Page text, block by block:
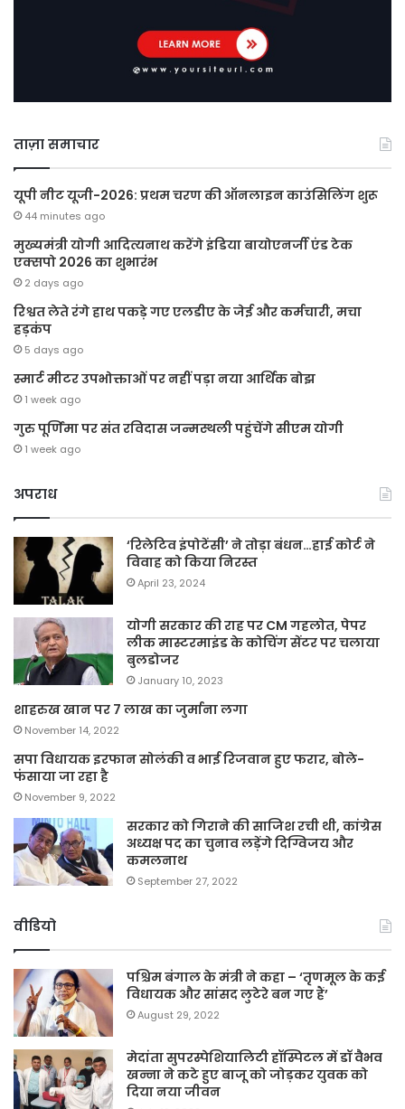
ताज़ा समाचार
यूपी नीट यूजी-2026: प्रथम चरण की ऑनलाइन काउंसिलिंग शुरू
44 minutes ago
मुख्यमंत्री योगी आदित्यनाथ करेंगे इंडिया बायोएनर्जी एंड टेक
एक्सपो 2026 का शुभारंभ
2 days ago
रिश्वत लेते रंगे हाथ पकड़े गए एलडीए के जेई और कर्मचारी, मचा
हड़कंप
5 days ago
स्मार्ट मीटर उपभोक्ताओं पर नहीं पड़ा नया आर्थिक बोझ
1 week ago
गुरु पूर्णिमा पर संत रविदास जन्मस्थली पहुंचेंगे सीएम योगी
1 week ago
अपराध
‘रिलेटिव इंपोटेंसी’ ने तोड़ा बंधन…हाई कोर्ट ने
विवाह को किया निरस्त
April 23, 2024
योगी सरकार की राह पर CM गहलोत, पेपर
लीक मास्टरमाइंड के कोचिंग सेंटर पर चलाया
बुलडोजर
January 10, 2023
शाहरुख खान पर 7 लाख का जुर्माना लगा
November 14, 2022
सपा विधायक इरफान सोलंकी व भाई रिजवान हुए फरार, बोले-
फंसाया जा रहा है
November 9, 2022
सरकार को गिराने की साजिश रची थी, कांग्रेस
अध्यक्ष पद का चुनाव लड़ेंगे दिग्विजय और
कमलनाथ
September 27, 2022
वीडियो
पश्चिम बंगाल के मंत्री ने कहा – ‘तृणमूल के कई
विधायक और सांसद लुटेरे बन गए हैं’
August 29, 2022
मेदांता सुपरस्पेशियालिटी हॉस्पिटल में डॉ वैभव
खन्ना ने कटे हुए बाजू को जोड़कर युवक को
दिया नया जीवन